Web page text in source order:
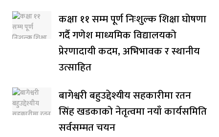
कक्षा ११ सम्म पूर्ण निःशुल्क शिक्षा घोषणा
गर्दै गणेश माध्यमिक विद्यालयको
प्रेरणादायी कदम, अभिभावक र स्थानीय
उत्साहित
बागेश्वरी बहुउद्देश्यीय सहकारीमा रतन
सिंह खडकाको नेतृत्वमा नयाँ कार्यसमिति
सर्वसम्मत चयन